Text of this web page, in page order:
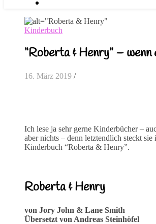
Kinderbuch
“Roberta & Henry” –
16. März 2019 /
Ich lese ja sehr gerne Kinderbücher –
aber nichts – denn letztendlich steckt
Kinderbuch “Roberta & Henry”.
Roberta & Henry
von Jory John & Lane Smith
Übersetzt von Andreas Steinhöfel